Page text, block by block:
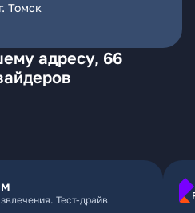
Томск
адресу, 66
Тест-драйв